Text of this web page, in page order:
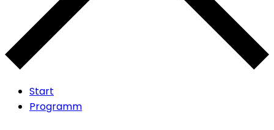
Start
Programm